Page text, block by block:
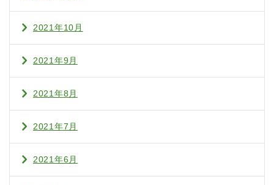
2021年10月
2021年9月
2021年8月
2021年7月
2021年6月